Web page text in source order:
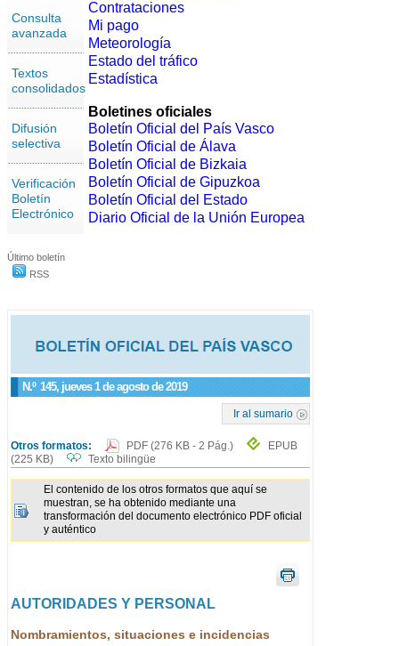
Consulta
avanzada
Textos
consolidados
Difusión
selectiva
Verificación
Boletín
Electrónico
Último boletín
RSS
N.º 145, jueves 1 de agosto de 2019
Ir al sumario
Otros formatos: PDF (276 KB - 2 Pág.)
EPUB
(225 KB)
Texto bilingüe
El contenido de los otros formatos que aquí se
muestran, se ha obtenido mediante una
transformación del documento electrónico PDF oficial
y auténtico
AUTORIDADES Y PERSONAL
Nombramientos, situaciones e incidencias
Contrataciones
Mi pago
Meteorología
Estado del tráfico
Estadística
Boletines oficiales
Boletín Oficial del País Vasco
Boletín Oficial de Álava
Boletín Oficial de Bizkaia
Boletín Oficial de Gipuzkoa
Boletín Oficial del Estado
Diario Oficial de la Unión Europea